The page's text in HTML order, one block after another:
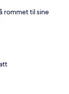
rommet til sine